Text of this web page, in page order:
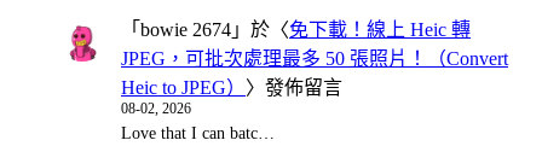
「 bowie 2674 」於〈免下載！線上 Heic 轉
JPEG，可批次處理最多 50 張照片！（Convert
Heic to JPEG） 〉發佈留言
08-02, 2026
Love that I can batc…